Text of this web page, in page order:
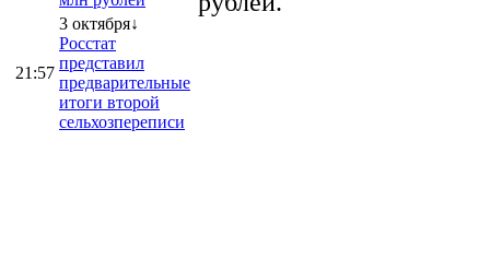
21:57
3 октября↓
Росстат
представил
предварительные
итоги второй
сельхозпереписи